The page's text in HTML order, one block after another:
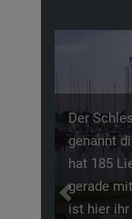
Der
genannt
hat 185
gerade
ist hier ihr
Previous